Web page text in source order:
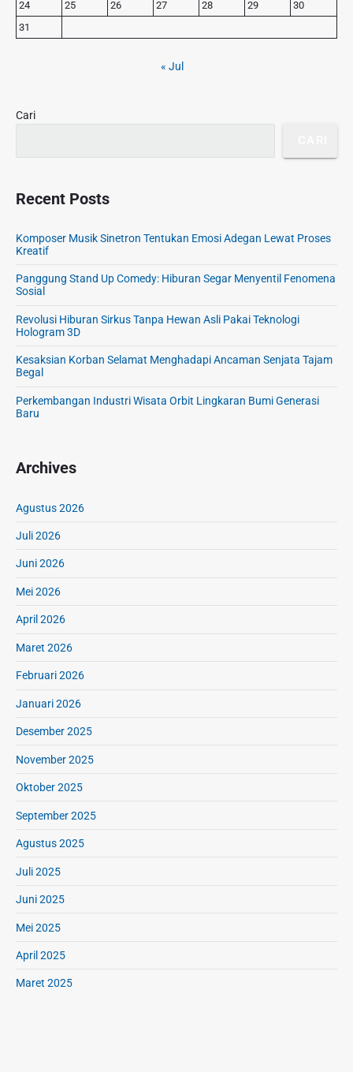
d
e
24
25 26 27 28 29
30
31
« Jul
Cari
Recent Posts
Komposer Musik Sinetron Tentukan Emosi Adegan Lewat Proses
Kreatif
Panggung Stand Up Comedy: Hiburan Segar Menyentil Fenomena
Sosial
Revolusi Hiburan Sirkus Tanpa Hewan Asli Pakai Teknologi
Hologram 3D
Kesaksian Korban Selamat Menghadapi Ancaman Senjata Tajam
Begal
Perkembangan Industri Wisata Orbit Lingkaran Bumi Generasi
Baru
Archives
Agustus 2026
Juli 2026
Juni 2026
Mei 2026
April 2026
Maret 2026
Februari 2026
Januari 2026
Desember 2025
November 2025
Oktober 2025
September 2025
Agustus 2025
Juli 2025
Juni 2025
Mei 2025
April 2025
Maret 2025